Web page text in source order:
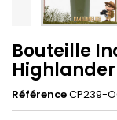
Bouteille
RéférenceCP239-